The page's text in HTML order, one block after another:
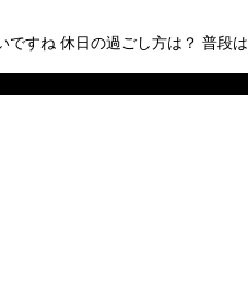
すね 休日の過ごし方は？ 普段